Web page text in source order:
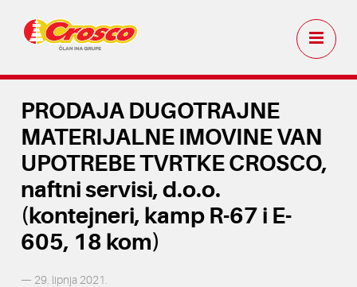
PRODAJA DUGOTRAJNE
MATERIJALNE IMOVINE VAN
UPOTREBE TVRTKE CROSCO,
naftni servisi, d.o.o.
(kontejneri, kamp R-67 i E-
605, 18 kom)
— 29. lipnja 2021.